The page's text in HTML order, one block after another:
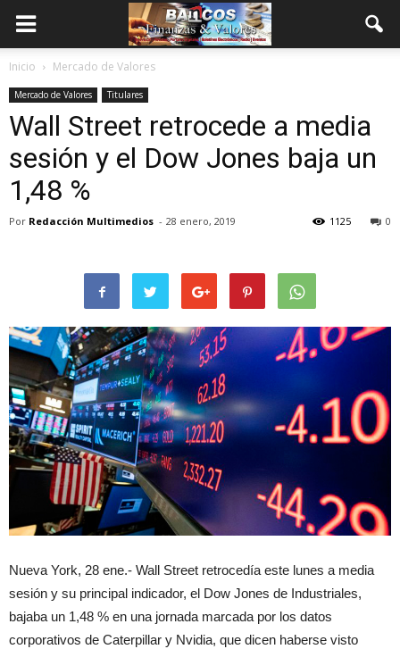
Inicio Mercado de Valores
Mercado de Valores Titulares
Wall Street retrocede a media
sesión y el Dow Jones baja un
1,48 %
Por Redacción Multimedios - 28 enero, 2019 0
1125
Nueva York, 28 ene.- Wall Street retrocedía este lunes a media
sesión y su principal indicador, el Dow Jones de Industriales,
bajaba un 1,48 % en una jornada marcada por los datos
corporativos de Caterpillar y Nvidia, que dicen haberse visto